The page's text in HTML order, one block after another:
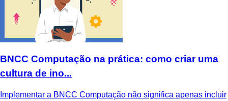
BNCC Computação na prática: como criar uma
cultura de ino...
Implementar a BNCC Computação não significa apenas incluir